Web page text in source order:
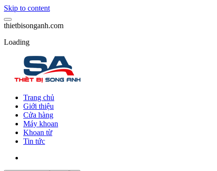
Skip to content
thietbisonganh.com
Loading
Trang chủ
Giới thiệu
Cửa hàng
Máy khoan
Khoan từ
Tin tức